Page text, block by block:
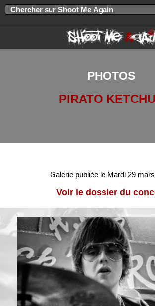
PHOTOS
PIRATO
Galerie publiée le Mardi 29
Voir le dossier du